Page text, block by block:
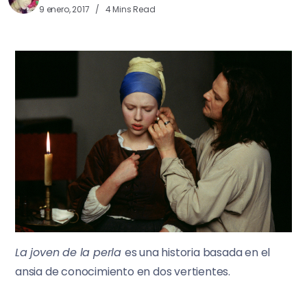
9 enero, 2017 4 Mins Read
La joven de la perla es una historia basada en el
ansia de conocimiento en dos vertientes.